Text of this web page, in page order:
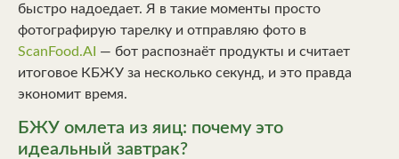
быстро надоедает. Я в такие моменты просто
фотографирую тарелку и отправляю фото в
ScanFood.AI — бот распознаёт продукты и считает
итоговое КБЖУ за несколько секунд, и это правда
экономит время.
БЖУ омлета из яиц: почему это
идеальный завтрак?